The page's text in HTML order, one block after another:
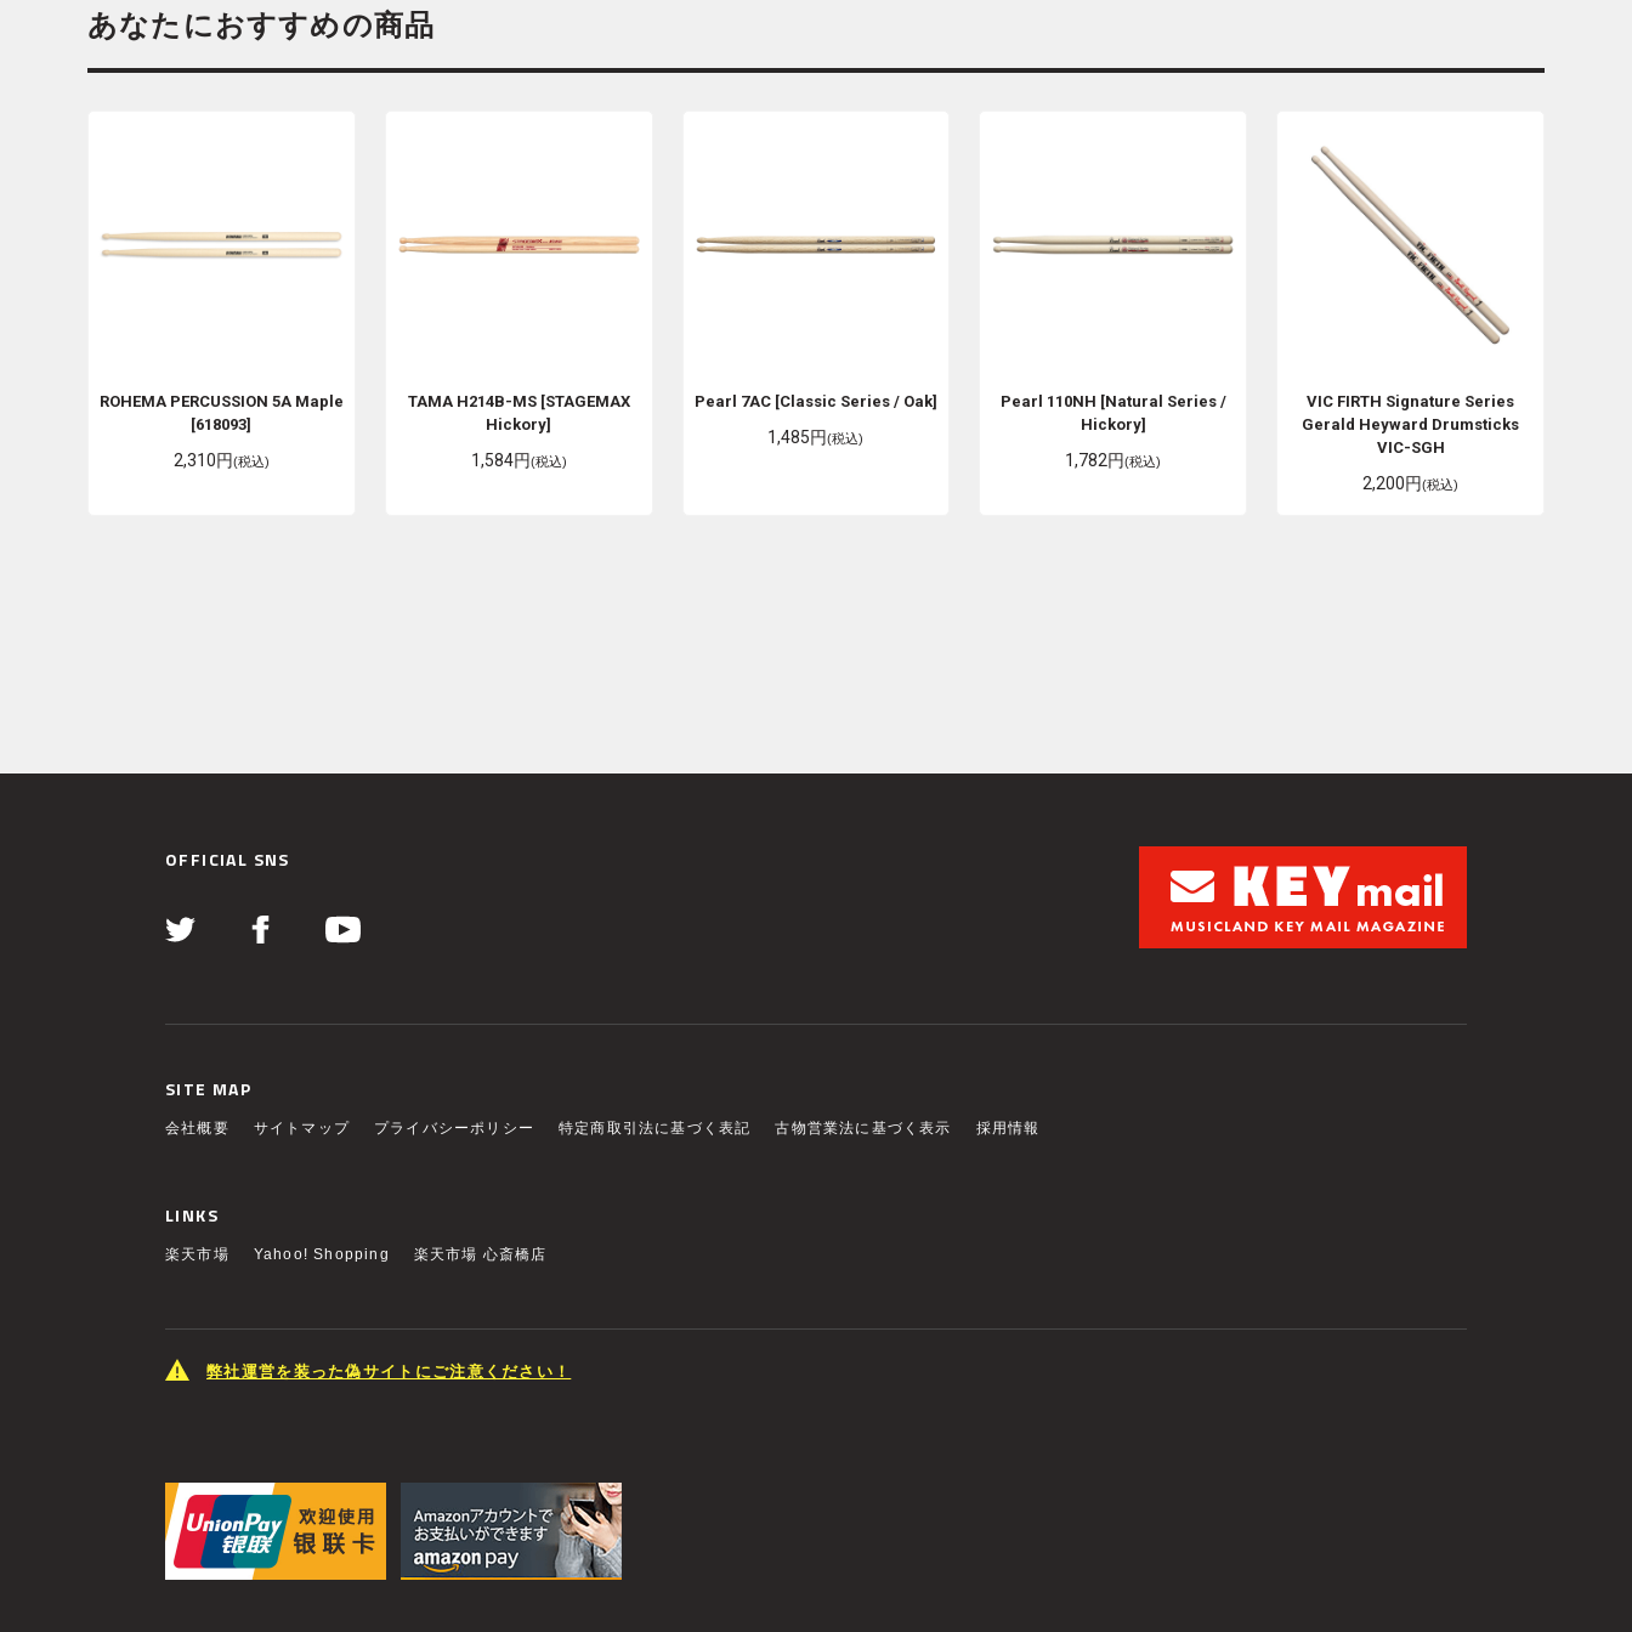
あなたにおすすめの商品
ROHEMA PERCUSSION 5A Maple
[618093]
2,310円(税込)
TAMA H214B-MS [STAGEMAX
Hickory]
1,584円(税込)
Pearl 7AC [Classic Series / Oak]
1,485円(税込)
Pearl 110NH [Natural Series /
Hickory]
1,782円(税込)
VIC FIRTH Signature Series
Gerald Heyward Drumsticks
VIC-SGH
2,200円(税込)
OFFICIAL SNS
SITE MAP
会社概要 サイトマップ プライバシーポリシー 特定商取引法に基づく表記 古物営業法に基づく表示 採用情報
LINKS
楽天市場 Yahoo! Shopping 楽天市場 心斎橋店
弊社運営を装った偽サイトにご注意ください！